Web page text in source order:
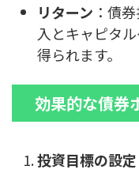
リターン ：債
入とキャピタ
得られます。
効果的な債券
投資目標の設定